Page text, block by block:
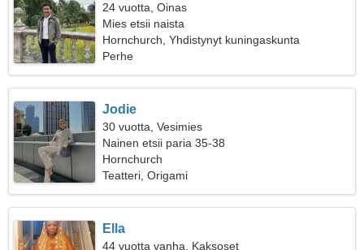
24 vuotta, Oinas
Mies etsii naista
Hornchurch, Yhdistynyt kuningaskunta
Perhe
Jodie
30 vuotta, Vesimies
Nainen etsii paria 35-38
Hornchurch
Teatteri, Origami
Ella
44 vuotta vanha, Kaksoset